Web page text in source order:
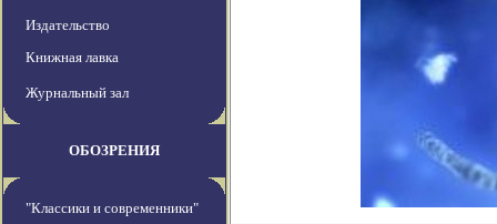
Издательство
Книжная лавка
Журнальный зал
ОБОЗРЕНИЯ
"Классики и современники"